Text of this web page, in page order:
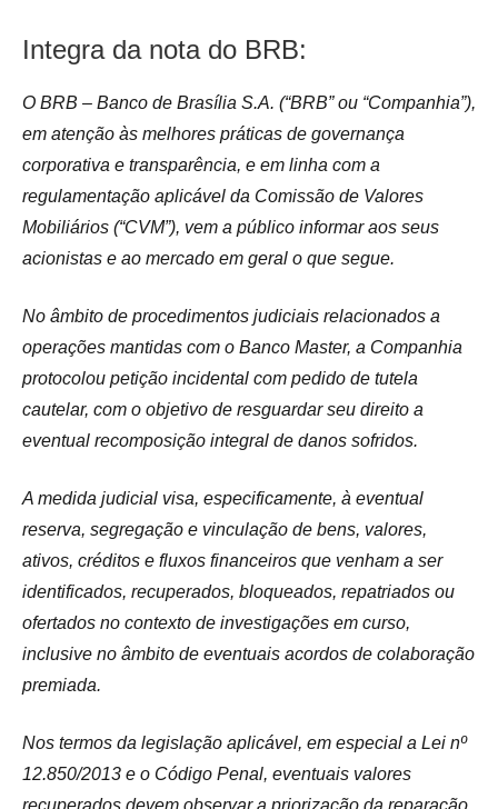
Integra da nota do BRB:
O BRB – Banco de Brasília S.A. (“BRB” ou “Companhia”),
em atenção às melhores práticas de governança
corporativa e transparência, e em linha com a
regulamentação aplicável da Comissão de Valores
Mobiliários (“CVM”), vem a público informar aos seus
acionistas e ao mercado em geral o que segue.
No âmbito de procedimentos judiciais relacionados a
operações mantidas com o Banco Master, a Companhia
protocolou petição incidental com pedido de tutela
cautelar, com o objetivo de resguardar seu direito a
eventual recomposição integral de danos sofridos.
A medida judicial visa, especificamente, à eventual
reserva, segregação e vinculação de bens, valores,
ativos, créditos e fluxos financeiros que venham a ser
identificados, recuperados, bloqueados, repatriados ou
ofertados no contexto de investigações em curso,
inclusive no âmbito de eventuais acordos de colaboração
premiada.
Nos termos da legislação aplicável, em especial a Lei nº
12.850/2013 e o Código Penal, eventuais valores